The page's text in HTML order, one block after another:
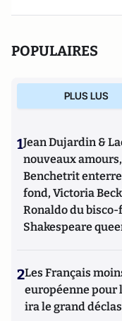
POPULAIRES
PLUS LUS
1Jean Dujardin &
nouveaux
Benchetrit
fond, Victoria
Ronaldo du
Shakespeare
2Les Français
européenne pour
ira le grand